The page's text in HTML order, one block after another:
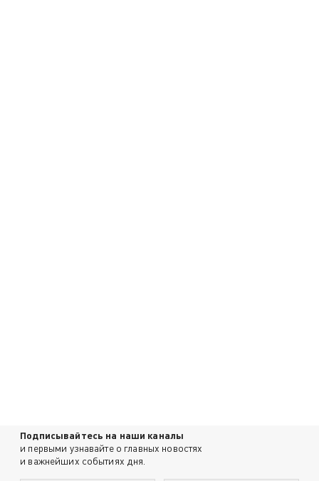
Подписывайтесь на наши каналы
и первыми узнавайте о главных новостях
и важнейших событиях дня.